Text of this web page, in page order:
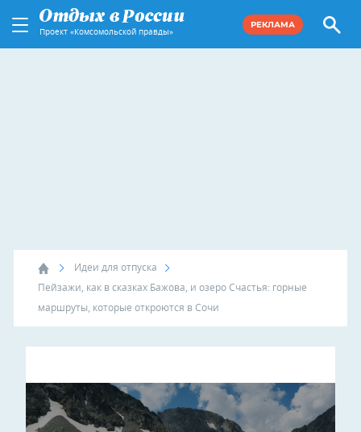
Проект «Комсомольской правды»
РЕКЛАМА
Идеи для отпуска
Пейзажи, как в сказках Бажова, и озеро Счастья: горные
маршруты, которые откроются в Сочи